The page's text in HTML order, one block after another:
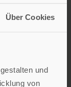
Über Cookies
und
von
sowie